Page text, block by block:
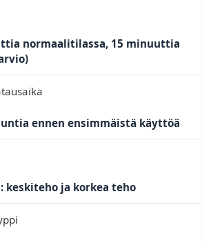
normaalitilassa, 15 minuuttia
ennen ensimmäistä käyttöä
keskiteho ja korkea teho